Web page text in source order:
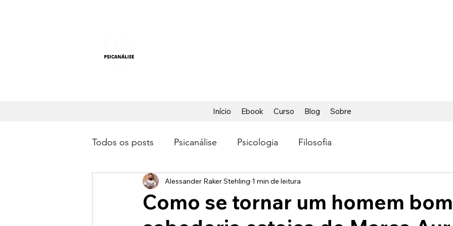
Início Ebook Curso Blog Sobre
Todos os posts Psicanálise Psicologia Filosofia
Como se tornar um homem
Alessander Raker Stehling 1 min de leitura